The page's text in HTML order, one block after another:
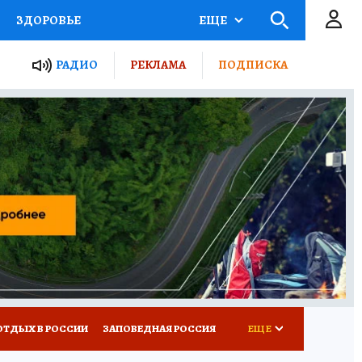
ЗДОРОВЬЕ
ПРОЕКТЫ РОССИИ
ПУТЕВОДИТЕЛЬ
ТУРИЗМ
ПОТРЕБИТЕЛЯ ВСЕ О КП
ЕЩЕ
РАДИО РЕКЛАМА ПОДПИСКА
В РОССИИ ЗАПОВЕДНАЯ РОССИЯ ЕЩЕ